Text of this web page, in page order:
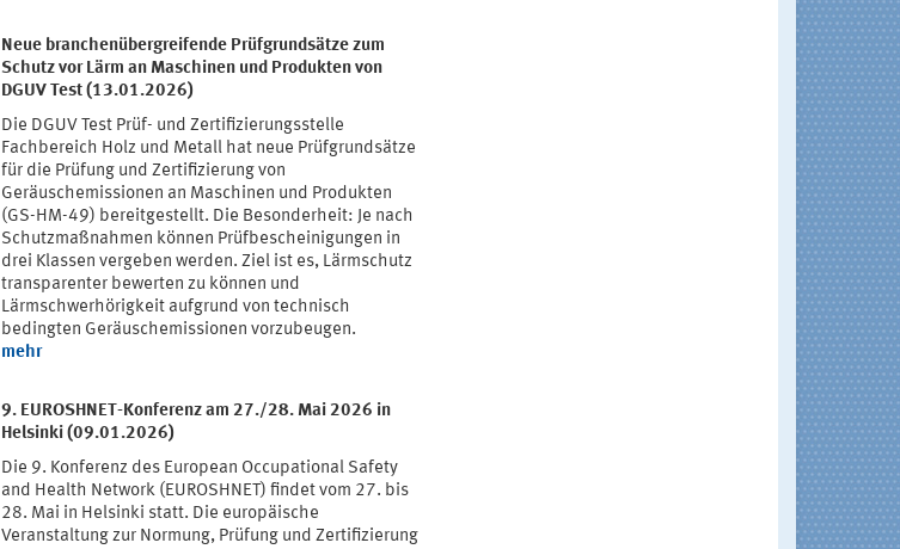
Neue branchenübergreifende Prüfgrundsätze zum
Schutz vor Lärm an Maschinen und Produkten von
DGUV Test (13.01.2026)
Die DGUV Test Prüf- und Zertifizierungsstelle
Fachbereich Holz und Metall hat neue Prüfgrundsätze
für die Prüfung und Zertifizierung von
Geräuschemissionen an Maschinen und Produkten
(GS-HM-49) bereitgestellt. Die Besonderheit: Je nach
Schutzmaßnahmen können Prüfbescheinigungen in
drei Klassen vergeben werden. Ziel ist es, Lärmschutz
transparenter bewerten zu können und
Lärmschwerhörigkeit aufgrund von technisch
bedingten Geräuschemissionen vorzubeugen.
mehr
9. EUROSHNET-Konferenz am 27./28. Mai 2026 in
Helsinki (09.01.2026)
Die 9. Konferenz des European Occupational Safety
and Health Network (EUROSHNET) findet vom 27. bis
28. Mai in Helsinki statt. Die europäische
Veranstaltung zur Normung, Prüfung und Zertifizierung